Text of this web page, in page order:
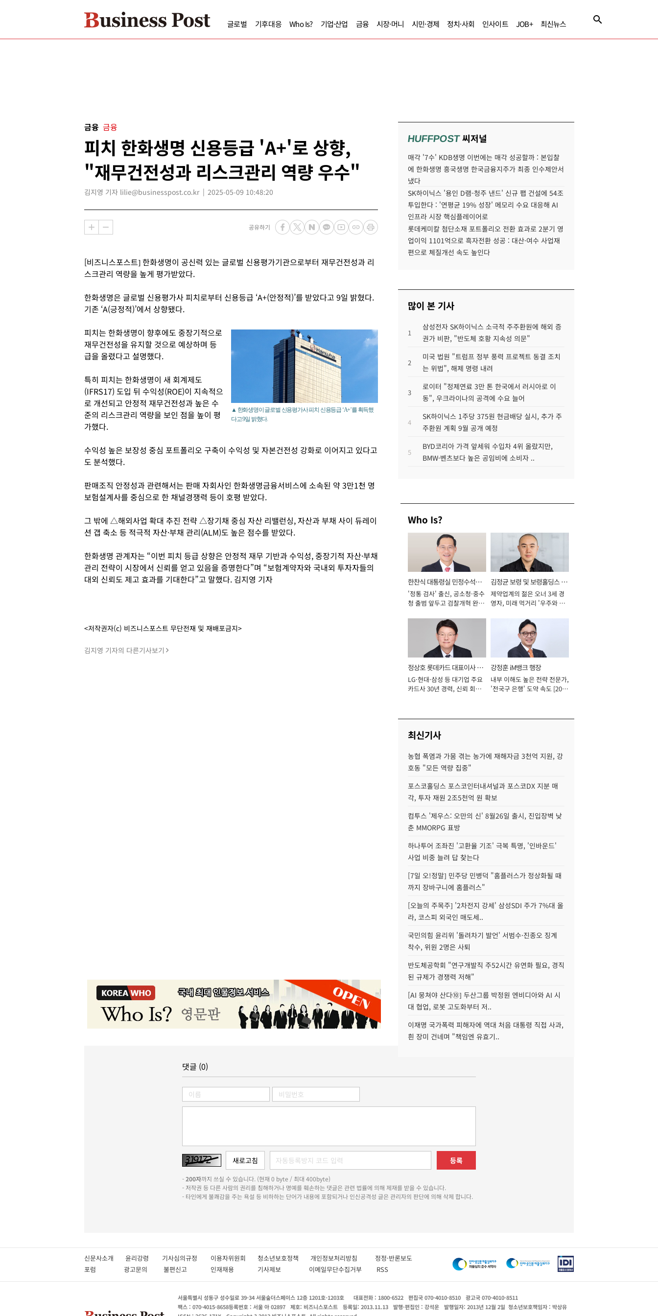
글로벌 기후대응 Who Is? 기업·산업 금융 시장·머니 시민·경제 정치·사회 인사이트 JOB+ 최신뉴스
금융 금융
피치 한화생명 신용등급 'A+'로 상향,
"재무건전성과 리스크관리 역량 우수"
김지영 기자 lilie@businesspost.co.kr 2025-05-09 10:48:20
공유하기
[비즈니스포스트] 한화생명이 공신력 있는 글로벌 신용평가기관으로부터 재무건전성과 리
스크관리 역량을 높게 평가받았다.
한화생명은 글로벌 신용평가사 피치로부터 신용등급 ‘A+(안정적)’를 받았다고 9일 밝혔다.
기존 ‘A(긍정적)’에서 상향됐다.
▲ 한화생명이 글로벌 신용평가사 피치 신용등급 ‘A+’를 획득했
다고 9일 밝혔다.
피치는 한화생명이 향후에도 중장기적으로
재무건전성을 유지할 것으로 예상하며 등
급을 올렸다고 설명했다.
특히 피치는 한화생명이 새 회계제도
(IFRS17) 도입 뒤 수익성(ROE)이 지속적으
로 개선되고 안정적 재무건전성과 높은 수
준의 리스크관리 역량을 보인 점을 높이 평
가했다.
수익성 높은 보장성 중심 포트폴리오 구축이 수익성 및 자본건전성 강화로 이어지고 있다고
도 분석했다.
판매조직 안정성과 관련해서는 판매 자회사인 한화생명금융서비스에 소속된 약 3만1천 명
보험설계사를 중심으로 한 채널경쟁력 등이 호평 받았다.
그 밖에 △해외사업 확대 추진 전략 △장기채 중심 자산 리밸런싱, 자산과 부채 사이 듀레이
션 갭 축소 등 적극적 자산·부채 관리(ALM)도 높은 점수를 받았다.
한화생명 관계자는 “이번 피치 등급 상향은 안정적 재무 기반과 수익성, 중장기적 자산·부채
관리 전략이 시장에서 신뢰를 얻고 있음을 증명한다”며 “보험계약자와 국내외 투자자들의
대외 신뢰도 제고 효과를 기대한다”고 말했다. 김지영 기자
<저작권자(c) 비즈니스포스트 무단전재 및 재배포금지>
김지영 기자의 다른기사보기
HUFFPOST씨저널
매각 '7수' KDB생명 이번에는 매각 성공할까 : 본입찰
에 한화생명 흥국생명 한국금융지주가 최종 인수제안서
냈다
SK하이닉스 '용인 D램-청주 낸드' 신규 팹 건설에 54조
투입한다 : '연평균 19% 성장' 메모리 수요 대응해 AI
인프라 시장 핵심플레이어로
롯데케미칼 첨단소재 포트폴리오 전환 효과로 2분기 영
업이익 1101억으로 흑자전환 성공 : 대산·여수 사업재
편으로 체질개선 속도 높인다
많이 본 기사
1
삼성전자 SK하이닉스 소극적 주주환원에 해외 증
권가 비판, "반도체 호황 지속성 의문"
2
미국 법원 "트럼프 정부 풍력 프로젝트 동결 조치
는 위법", 해제 명령 내려
3
로이터 "정제연료 3만 톤 한국에서 러시아로 이
동", 우크라이나의 공격에 수요 늘어
4
SK하이닉스 1주당 375원 현금배당 실시, 추가 주
주환원 계획 9월 공개 예정
5
BYD코리아 가격 앞세워 수입차 4위 올랐지만,
BMW·벤츠보다 높은 공임비에 소비자 ..
Who Is?
한찬식 대통령실 민정수석비
서관
'정통 검사' 출신, 공소청·중수
청 출범 앞두고 검찰개혁 완수
김정균 보령 및 보령홀딩스 대
표이사 사장
제약업계의 젊은 오너 3세 경
영자, 미래 먹거리 '우주와 헬
정상호 롯데카드 대표이사 사
장
LG·현대·삼성 등 대기업 주요
카드사 30년 경력, 신뢰 회복
강정훈 iM뱅크 행장
내부 이해도 높은 전략 전문가,
'전국구 은행' 도약 속도 [2026
최신기사
농협 폭염과 가뭄 겪는 농가에 재해자금 3천억 지원, 강
호동 "모든 역량 집중"
포스코홀딩스 포스코인터내셔널과 포스코DX 지분 매
각, 투자 재원 2조5천억 원 확보
컴투스 '제우스: 오만의 신' 8월26일 출시, 진입장벽 낮
춘 MMORPG 표방
하나투어 조좌진 '고환율 기조' 극복 특명, '인바운드'
사업 비중 늘려 답 찾는다
[7일 오!정말] 민주당 민병덕 "홈플러스가 정상화될 때
까지 장바구니에 홈플러스"
[오늘의 주목주] '2차전지 강세' 삼성SDI 주가 7%대 올
라, 코스피 외국인 매도세..
국민의힘 윤리위 '돌려차기 발언' 서범수·진종오 징계
착수, 위원 2명은 사퇴
반도체공학회 "연구개발직 주52시간 유연화 필요, 경직
된 규제가 경쟁력 저해"
[AI 뭉쳐야 산다⑩] 두산그룹 박정원 엔비디아와 AI 시
대 협업, 로봇 고도화부터 저..
이재명 국가폭력 피해자에 역대 처음 대통령 직접 사과,
흰 장미 건네며 "책임엔 유효기..
댓글 (0)
등록
-200자까지 쓰실 수 있습니다. (현재 0 byte / 최대 400byte)
- 저작권 등 다른 사람의 권리를 침해하거나 명예를 훼손하는 댓글은 관련 법률에 의해 제재를 받을 수 있습니다.
- 타인에게 불쾌감을 주는 욕설 등 비하하는 단어가 내용에 포함되거나 인신공격성 글은 관리자의 판단에 의해 삭제 합니다.
신문사소개 윤리강령 기사심의규정 이용자위원회 청소년보호정책 개인정보처리방침 정정·반론보도
포럼
광고문의 불편신고 인재채용 기사제보 이메일무단수집거부 RSS
서울특별시 성동구 성수일로 39-34 서울숲더스페이스 12층 1201호-1203호 대표전화 : 1800-6522 편집국 070-4010-8510
광고국 070-4010-8511
팩스 : 070-4015-8658등록번호 : 서울 아 02897 제호: 비즈니스포스트 등록일: 2013.11.13 발행·편집인 : 강석운 발행일자: 2013년 12월 2일 청소년보호책임자 : 박상유